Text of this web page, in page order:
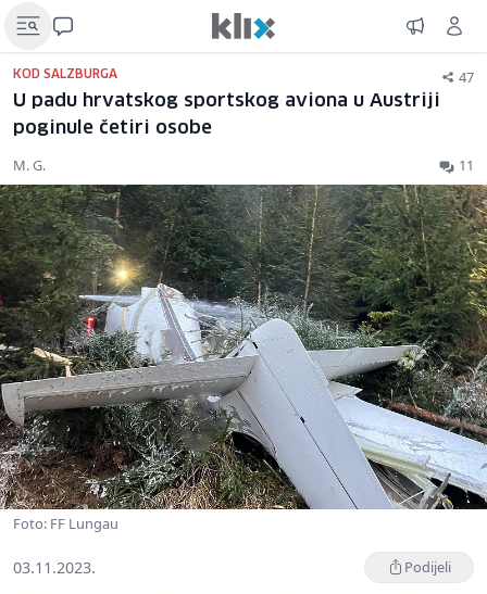
KOD SALZBURGA 47
U padu hrvatskog sportskog aviona u Austriji
poginule četiri osobe
M. G. 11
Foto: FF Lungau
03.11.2023. Podijeli